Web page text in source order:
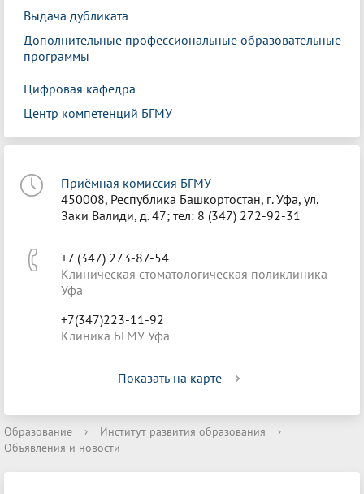
Выдача дубликата
Дополнительные профессиональные образовательные
программы
Цифровая кафедра
Центр компетенций БГМУ
Приёмная комиссия БГМУ
450008, Республика Башкортостан, г. Уфа, ул.
Заки Валиди, д. 47; тел: 8 (347) 272-92-31
+7 (347) 273-87-54
Клиническая стоматологическая поликлиника
Уфа
+7(347)223-11-92
Клиника БГМУ Уфа
Показать на карте
Образование › Институт развития образования
›
Объявления и новости